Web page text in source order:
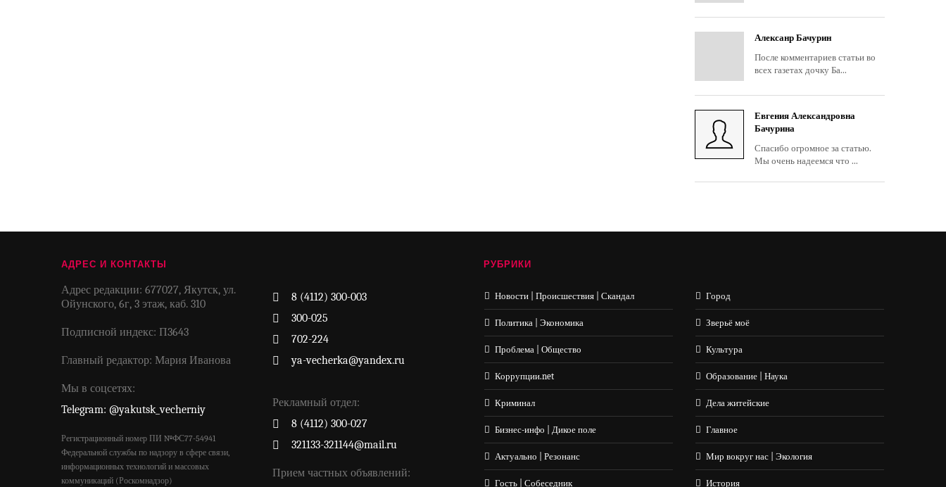
Алексанр Бачурин
После комментариев статьи во
всех газетах дочку Ба...
Евгения Александровна
Бачурина
Спасибо огромное за статью.
Мы очень надеемся что ...
АДРЕС И КОНТАКТЫ
Адрес редакции: 677027, Якутск, ул.
Ойунского, 6г, 3 этаж, каб. 310
Подписной индекс: П3643
Главный редактор: Мария Иванова
Мы в соцсетях:
Telegram: @yakutsk_vecherniy
Регистрационный номер ПИ №ФС77-54941
Федеральной службы по надзору в сфере связи,
информационных технологий и массовых
коммуникаций (Роскомнадзор)
8 (4112) 300-003
300-025
702-224
ya-vecherka@yandex.ru
Рекламный отдел:
8 (4112) 300-027
321133-321144@mail.ru
Прием частных объявлений:
РУБРИКИ
Новости | Происшествия | Скандал
Политика | Экономика
Проблема | Общество
Коррупции.net
Криминал
Бизнес-инфо | Дикое поле
Актуально | Резонанс
Гость | Собеседник
Город
Зверьё моё
Культура
Образование | Наука
Дела житейские
Главное
Мир вокруг нас | Экология
История